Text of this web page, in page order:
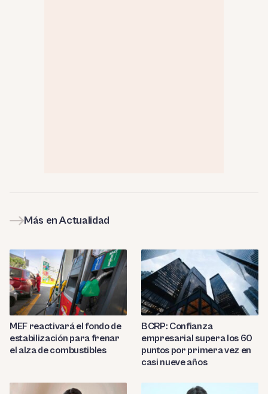
Más en Actualidad
MEF reactivará el fondo de
estabilización para frenar
el alza de combustibles
BCRP: Confianza
empresarial supera los 60
puntos por primera vez en
casi nueve años